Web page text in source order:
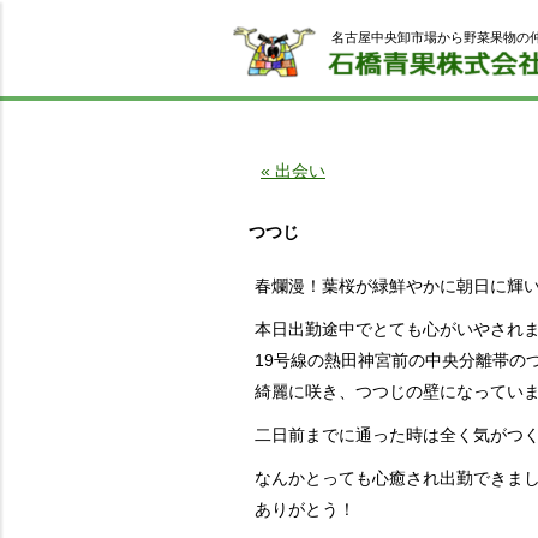
名古屋中央卸市場から野菜果物の
« 出会い
つつじ
春爛漫！葉桜が緑鮮やかに朝日に輝い
本日出勤途中でとても心がいやされま
19号線の熱田神宮前の中央分離帯の
綺麗に咲き、つつじの壁になっていま
二日前までに通った時は全く気がつ
なんかとっても心癒され出勤できまし
ありがとう！